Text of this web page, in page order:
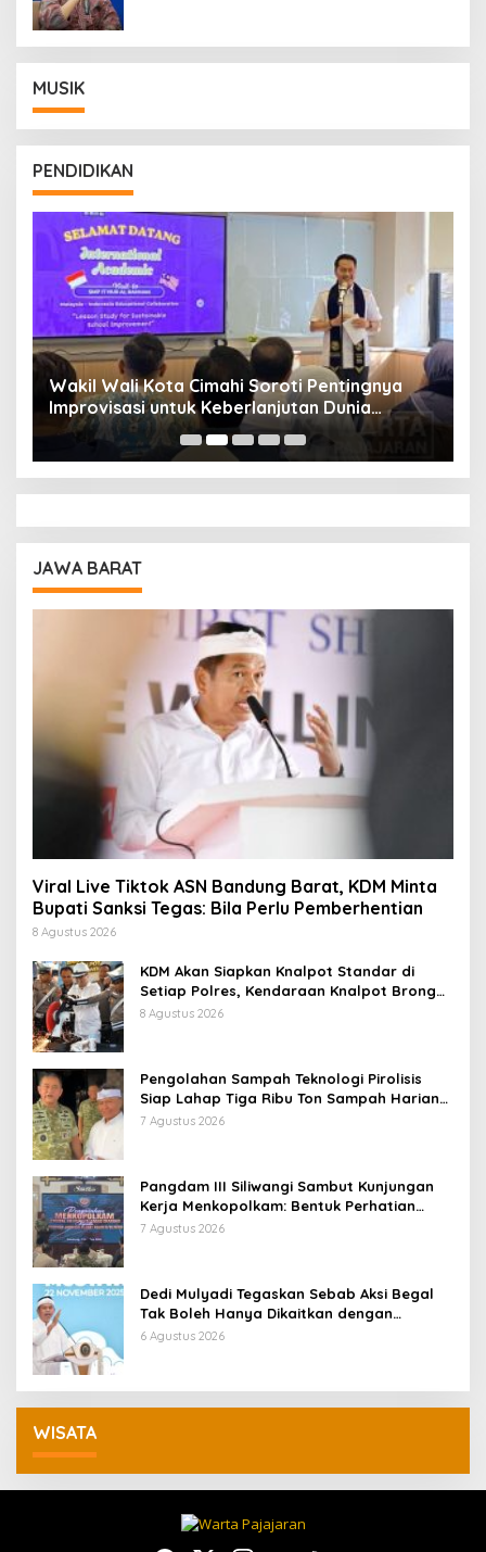
MUSIK
PENDIDIKAN
Wakil Wali Kota Cimahi Soroti Pentingnya
Improvisasi untuk Keberlanjutan Dunia
Pendidikan
JAWA BARAT
Viral Live Tiktok ASN Bandung Barat, KDM Minta
Bupati Sanksi Tegas: Bila Perlu Pemberhentian
8 Agustus 2026
KDM Akan Siapkan Knalpot Standar di
Setiap Polres, Kendaraan Knalpot Brong
Tertangkap Langsung Ganti
8 Agustus 2026
Pengolahan Sampah Teknologi Pirolisis
Siap Lahap Tiga Ribu Ton Sampah Harian
Jawa Barat
7 Agustus 2026
Pangdam III Siliwangi Sambut Kunjungan
Kerja Menkopolkam: Bentuk Perhatian
Pemerintah
7 Agustus 2026
Dedi Mulyadi Tegaskan Sebab Aksi Begal
Tak Boleh Hanya Dikaitkan dengan
Ekonomi
6 Agustus 2026
WISATA